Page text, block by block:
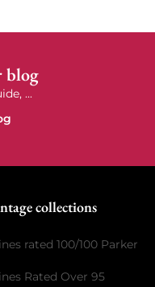
blog
...
collections
rated 100/100 Parker
Rated Over 95